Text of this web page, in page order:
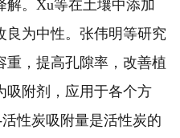
解。Xu等在土壤中添加
良为中性。张伟明等研究
重，提高孔隙率，改善植
吸附剂，应用于各个方
性炭吸附量是活性炭的